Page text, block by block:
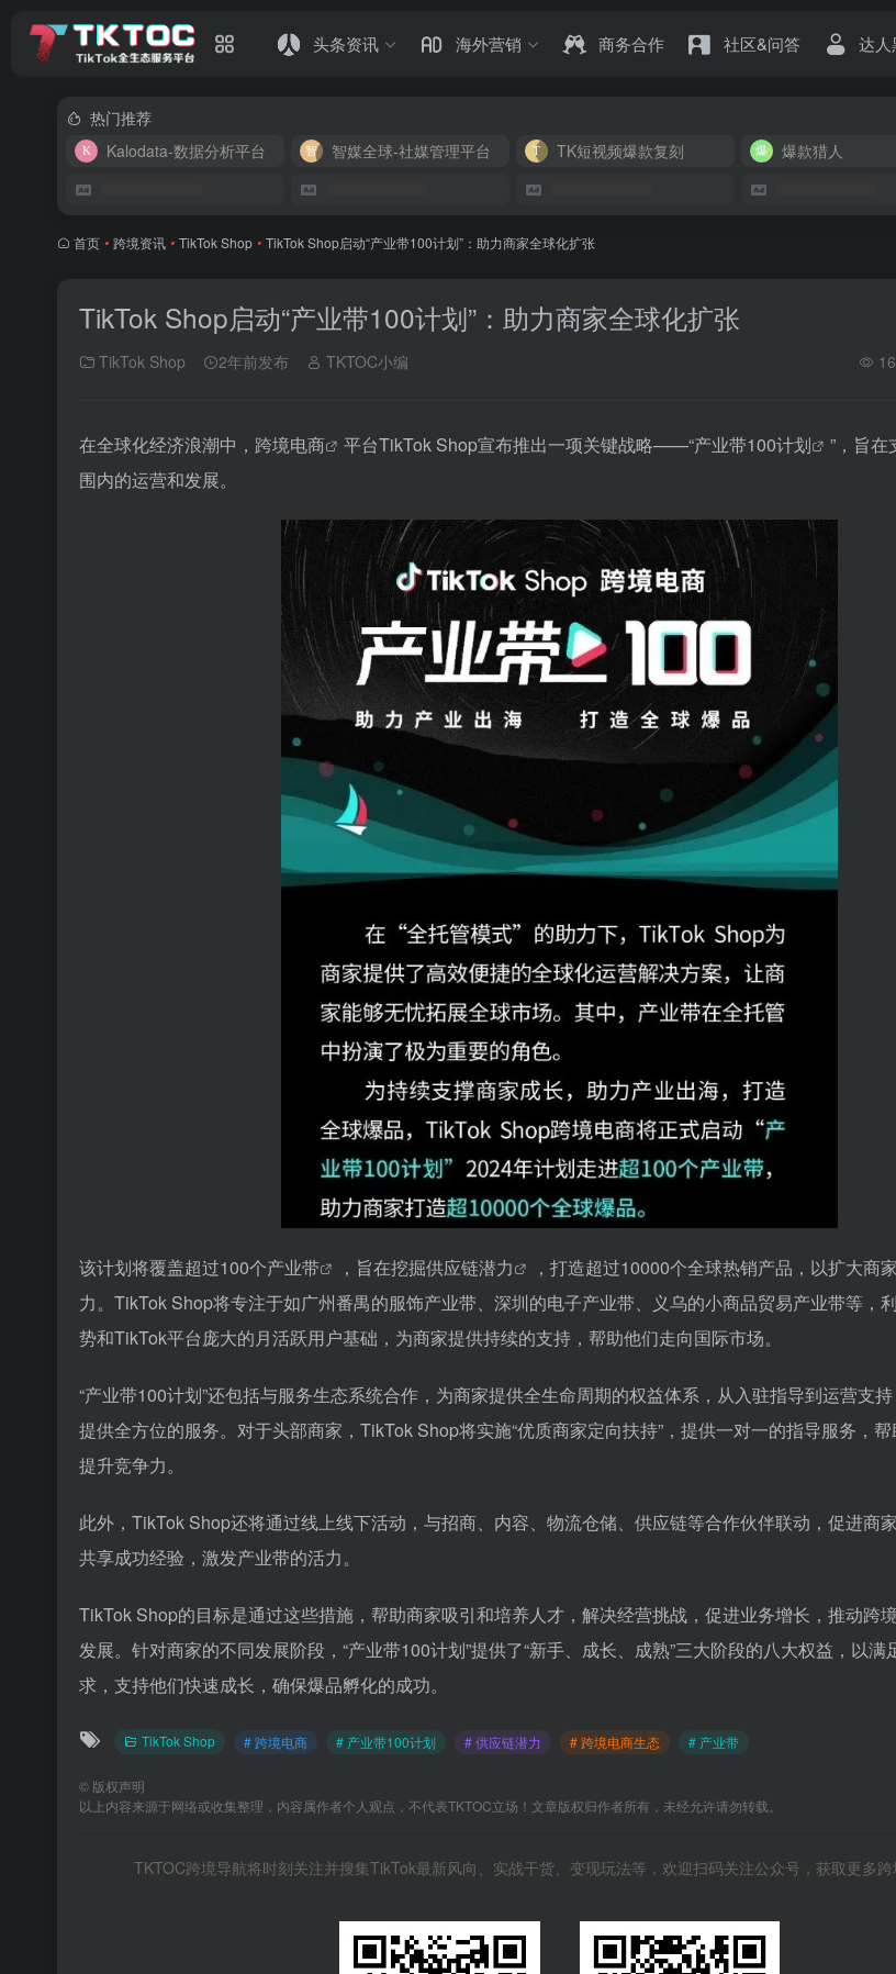
头条资讯 海外营销 商务合作 社区&问答 达
热门推荐
Kalodata-数据分析平台
智媒全球-社媒管理平台 TK短视频爆款复刻 爆款猎人
首页 • 跨境资讯 • TikTok Shop • TikTok Shop启动“产业带100计划”：助力商家全球化扩张
TikTok Shop启动“产业带100计划”：助力商家全球化扩张
TikTok Shop 2年前发布 TKTOC小编
在全球化经济浪潮中， 跨境电商 平台TikTok Shop宣布推出一项关键战略——“产业带100计划
”，旨
围内的运营和发展。
该计划将覆盖超过100个产业带 ，旨在挖掘供应链潜力
，打造超过10000个全球热销产品，以扩大商
力。TikTok Shop将专注于如广州番禺的服饰产业带、深圳的电子产业带、义乌的小商品贸易产业带等，
势和TikTok平台庞大的月活跃用户基础，为商家提供持续的支持，帮助他们走向国际市场。
“产业带100计划”还包括与服务生态系统合作，为商家提供全生命周期的权益体系，从入驻指导到运营支持
提供全方位的服务。对于头部商家，TikTok Shop将实施“优质商家定向扶持”，提供一对一的指导服务，
提升竞争力。
此外，TikTok Shop还将通过线上线下活动，与招商、内容、物流仓储、供应链等合作伙伴联动，促进商
共享成功经验，激发产业带的活力。
TikTok Shop的目标是通过这些措施，帮助商家吸引和培养人才，解决经营挑战，促进业务增长，推动跨
发展。针对商家的不同发展阶段，“产业带100计划”提供了“新手、成长、成熟”三大阶段的八大权益，以满
求，支持他们快速成长，确保爆品孵化的成功。
TikTok Shop # 跨境电商 # 产业带100计划 # 供应链潜力 # 跨境电商生态 # 产业带
© 版权声明
以上内容来源于网络或收集整理，内容属作者个人观点，不代表TKTOC立场！文章版权归作者所有，未经允许请勿转载。
TKTOC跨境导航将时刻关注并搜集TikTok最新风向、实战干货、变现玩法等，欢迎扫码关注公众号，获取更多跨